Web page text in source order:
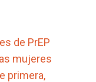
de PrEP
mujeres
primera,